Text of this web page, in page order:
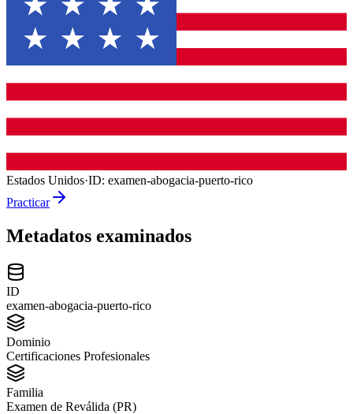
Estados Unidos·ID: examen-abogacia-puerto-rico
Practicar
Metadatos examinados
ID
examen-abogacia-puerto-rico
Dominio
Certificaciones Profesionales
Familia
Examen de Reválida (PR)